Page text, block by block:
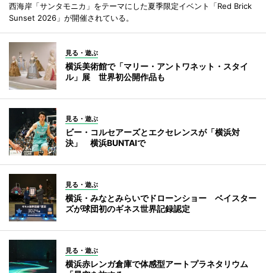
西海岸「サンタモニカ」をテーマにした夏季限定イベント「Red Brick
Sunset 2026」が開催されている。
見る・遊ぶ
横浜美術館で「マリー・アントワネット・スタイ
ル」展 世界初公開作品も
見る・遊ぶ
ビー・コルセアーズとエクセレンスが「横浜対
決」 横浜BUNTAIで
見る・遊ぶ
横浜・みなとみらいでドローンショー ベイスター
ズが球団初のギネス世界記録認定
見る・遊ぶ
横浜赤レンガ倉庫で体感型アートプラネタリウム